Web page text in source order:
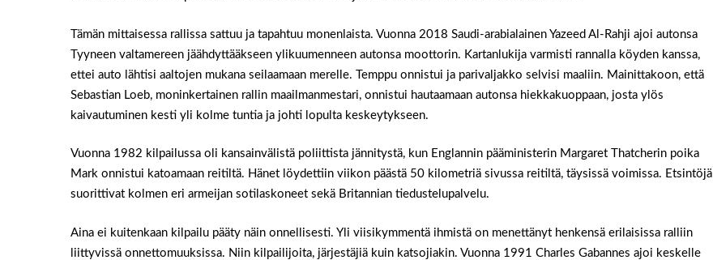
Tämän mittaisessa rallissa sattuu ja tapahtuu monenlaista. Vuonna 2018 Saudi-arabialainen Yazeed Al-Rahji ajoi autonsa
Tyyneen valtamereen jäähdyttääkseen ylikuumenneen autonsa moottorin. Kartanlukija varmisti rannalla köyden kanssa,
ettei auto lähtisi aaltojen mukana seilaamaan merelle. Temppu onnistui ja parivaljakko selvisi maaliin. Mainittakoon, että
Sebastian Loeb, moninkertainen rallin maailmanmestari, onnistui hautaamaan autonsa hiekkakuoppaan, josta ylös
kaivautuminen kesti yli kolme tuntia ja johti lopulta keskeytykseen.
Vuonna 1982 kilpailussa oli kansainvälistä poliittista jännitystä, kun Englannin pääministerin Margaret Thatcherin poika
Mark onnistui katoamaan reitiltä. Hänet löydettiin viikon päästä 50 kilometriä sivussa reitiltä, täysissä voimissa. Etsintöjä
suorittivat kolmen eri armeijan sotilaskoneet sekä Britannian tiedustelupalvelu.
Aina ei kuitenkaan kilpailu pääty näin onnellisesti. Yli viisikymmentä ihmistä on menettänyt henkensä erilaisissa ralliin
liittyvissä onnettomuuksissa. Niin kilpailijoita, järjestäjiä kuin katsojiakin. Vuonna 1991 Charles Gabannes ajoi keskelle